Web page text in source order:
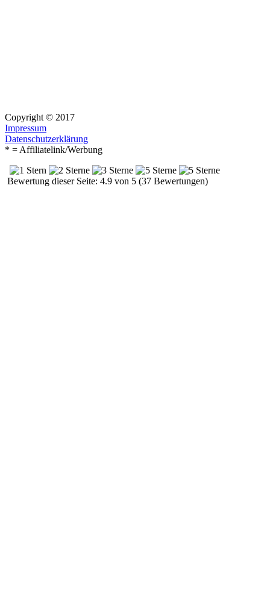
Copyright © 2017
Impressum
Datenschutzerklärung
* = Affiliatelink/Werbung
Bewertung dieser Seite: 4.9 von 5 (37 Bewertungen)